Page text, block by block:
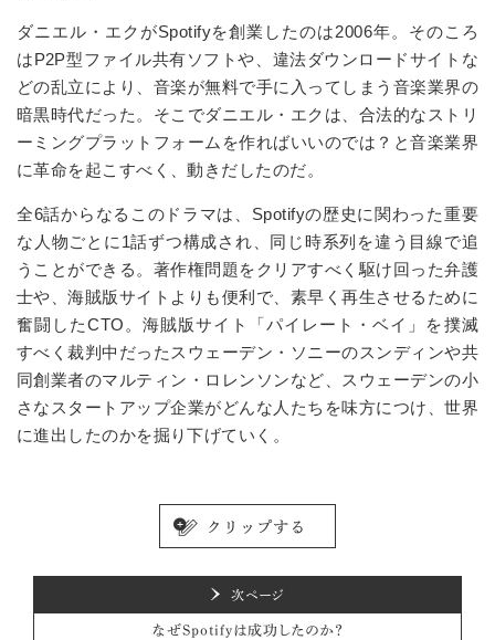
ダニエル・エクがSpotifyを創業したのは2006年。そのころ
はP2P型ファイル共有ソフトや、違法ダウンロードサイトな
どの乱立により、音楽が無料で手に入ってしまう音楽業界の
暗黒時代だった。そこでダニエル・エクは、合法的なストリ
ーミングプラットフォームを作ればいいのでは？と音楽業界
に革命を起こすべく、動きだしたのだ。
全6話からなるこのドラマは、Spotifyの歴史に関わった重要
な人物ごとに1話ずつ構成され、同じ時系列を違う目線で追
うことができる。著作権問題をクリアすべく駆け回った弁護
士や、海賊版サイトよりも便利で、素早く再生させるために
奮闘したCTO。海賊版サイト「パイレート・ベイ」を撲滅
すべく裁判中だったスウェーデン・ソニーのスンディンや共
同創業者のマルティン・ロレンソンなど、スウェーデンの小
さなスタートアップ企業がどんな人たちを味方につけ、世界
に進出したのかを掘り下げていく。
次ページ
なぜSpotifyは成功したのか？